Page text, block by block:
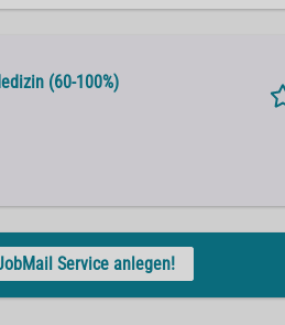
(60-100%)
Service anlegen!